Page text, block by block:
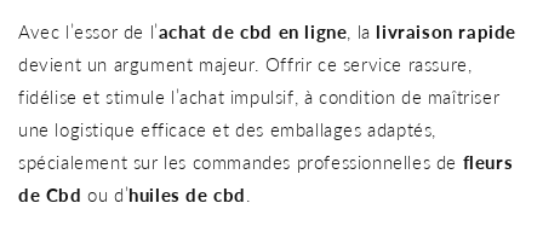
Avec l’essor de l’achat de cbd en ligne , la livraison rapide
devient un argument majeur. Offrir ce service rassure,
fidélise et stimule l’achat impulsif, à condition de maîtriser
une logistique efficace et des emballages adaptés,
spécialement sur les commandes professionnelles de fleurs
de Cbd ou d’huiles de cbd